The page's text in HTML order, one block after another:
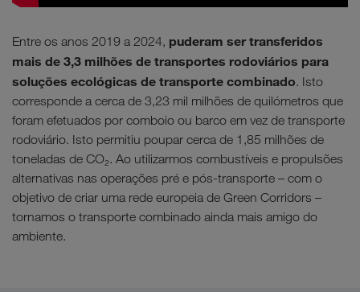
Entre os anos 2019 a 2024, puderam ser transferidos
mais de 3,3 milhões de transportes rodoviários para
soluções ecológicas de transporte combinado. Isto
corresponde a cerca de 3,23 mil milhões de quilómetros que
foram efetuados por comboio ou barco em vez de transporte
rodoviário. Isto permitiu poupar cerca de 1,85 milhões de
toneladas de CO₂. Ao utilizarmos combustíveis e propulsões
alternativas nas operações pré e pós-transporte – com o
objetivo de criar uma rede europeia de Green Corridors –
tornamos o transporte combinado ainda mais amigo do
ambiente.